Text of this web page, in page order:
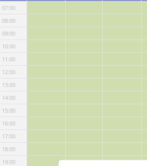
07:00
08:00
09:00
10:00
11:00
12:00
13:00
14:00
15:00
16:00
17:00
18:00
19:00